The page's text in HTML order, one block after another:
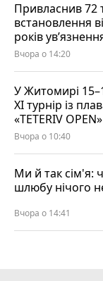
Привласнив 72
встановлення
років
Вчора о 14:20
У Житомирі
XI турнір із
«TETERIV OPEN»
Вчора о 10:40
Ми й так сім'я:
шлюбу нічого
Вчора о 14:41